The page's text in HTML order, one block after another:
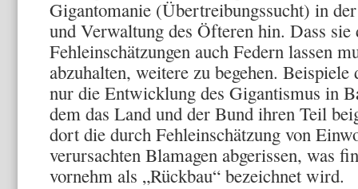
Gigantomanie (Übertreibungssucht) in
und Verwaltung des Öfteren hin. Dass sie
Fehleinschätzungen auch Federn lassen
abzuhalten, weitere zu begehen.
nur die Entwicklung des Gigantismus in
dem das Land und der Bund ihren Teil
dort die durch Fehleinschätzung von
verursachten Blamagen abgerissen, was
vornehm als „Rückbau“ bezeichnet wird.